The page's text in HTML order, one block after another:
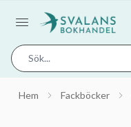
Hem Fackböcker